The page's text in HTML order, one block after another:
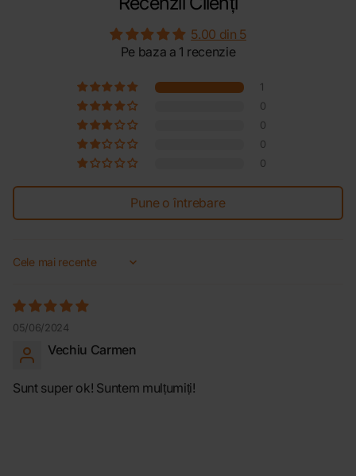
5.00 din 5
Pe baza a 1 recenzie
1
0
0
0
0
Pune o întrebare
Sort by
05/06/2024
Vechiu Carmen
Sunt super ok! Suntem mulțumiți!